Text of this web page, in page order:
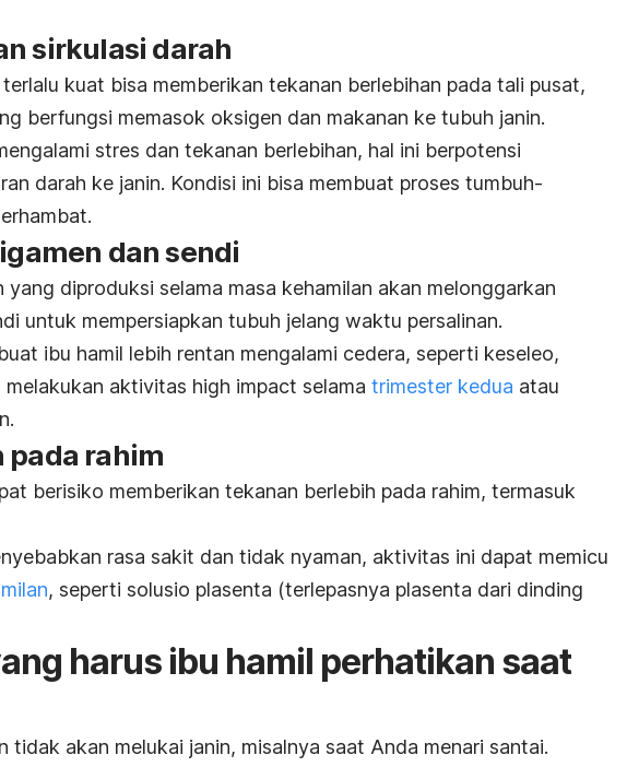
sirkulasi darah
kuat bisa memberikan tekanan berlebihan pada tali pusat,
berfungsi memasok oksigen dan makanan ke tubuh janin.
stres dan tekanan berlebihan, hal ini berpotensi
darah ke janin. Kondisi ini bisa membuat proses tumbuh-
dan sendi
yang diproduksi selama masa kehamilan akan melonggarkan
untuk mempersiapkan tubuh jelang waktu persalinan.
ibu hamil lebih rentan mengalami cedera, seperti keseleo,
aktivitas high impact selama trimester kedua atau
pada rahim
berisiko memberikan tekanan berlebih pada rahim, termasuk
rasa sakit dan tidak nyaman, aktivitas ini dapat memicu
, seperti solusio plasenta (terlepasnya plasenta dari dinding
harus ibu hamil perhatikan saat
tidak akan melukai janin, misalnya saat Anda menari santai.